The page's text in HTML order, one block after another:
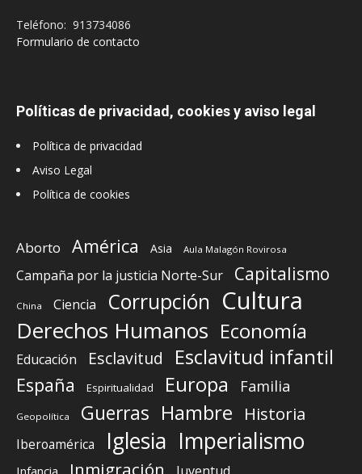
Teléfono: 913734086
Formulario de contacto
Políticas de privacidad, cookies y aviso legal
Política de privacidad
Aviso Legal
Política de cookies
Aborto América Asia Aula Malagón Rovirosa
Campaña por la justicia Norte-Sur Capitalismo
China Ciencia Corrupción Cultura
Derechos Humanos Economía
Educación Esclavitud Esclavitud infantil
España Espiritualidad Europa Familia
Geopolítica Guerras Hambre Historia
Iberoamérica Iglesia Imperialismo
Inmigración